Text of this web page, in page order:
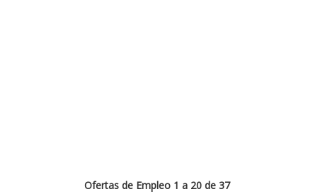
Ofertas de Empleo 1 a 20 de 37